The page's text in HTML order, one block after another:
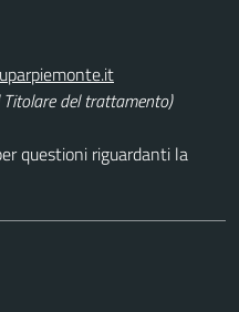
del trattamento)
questioni riguardanti la